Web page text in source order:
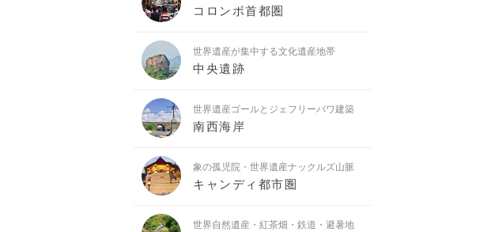
コロンボ首都圏
世界遺産が集中する文化遺産地帯
中央遺跡
世界遺産ゴールとジェフリーバワ建築
南西海岸
象の孤児院・世界遺産ナックルズ山脈
キャンディ都市圏
世界自然遺産・紅茶畑・鉄道・避暑地